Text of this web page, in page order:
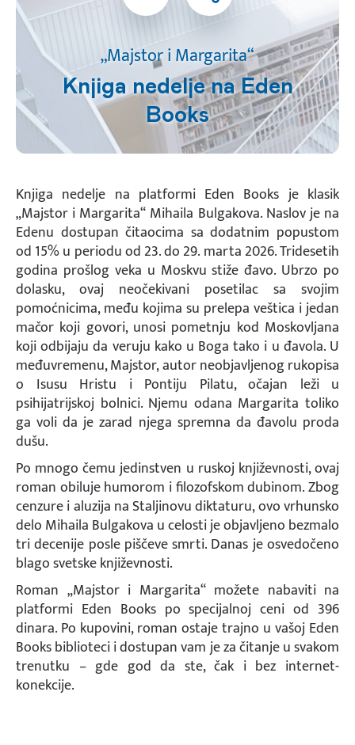
„Majstor i Margarita“
Knjiga nedelje na Eden
Books
Knjiga nedelje na platformi Eden Books je klasik
„Majstor i Margarita“ Mihaila Bulgakova. Naslov je na
Edenu dostupan čitaocima sa dodatnim popustom
od 15% u periodu od 23. do 29. marta 2026. Tridesetih
godina prošlog veka u Moskvu stiže đavo. Ubrzo po
dolasku, ovaj neočekivani posetilac sa svojim
pomoćnicima, među kojima su prelepa veštica i jedan
mačor koji govori, unosi pometnju kod Moskovljana
koji odbijaju da veruju kako u Boga tako i u đavola. U
međuvremenu, Majstor, autor neobjavljenog rukopisa
o Isusu Hristu i Pontiju Pilatu, očajan leži u
psihijatrijskoj bolnici. Njemu odana Margarita toliko
ga voli da je zarad njega spremna da đavolu proda
dušu.
Po mnogo čemu jedinstven u ruskoj književnosti, ovaj
roman obiluje humorom i filozofskom dubinom. Zbog
cenzure i aluzija na Staljinovu diktaturu, ovo vrhunsko
delo Mihaila Bulgakova u celosti je objavljeno bezmalo
tri decenije posle piščeve smrti. Danas je osvedočeno
blago svetske književnosti.
Roman „Majstor i Margarita“ možete nabaviti na
platformi Eden Books po specijalnoj ceni od 396
dinara. Po kupovini, roman ostaje trajno u vašoj Eden
Books biblioteci i dostupan vam je za čitanje u svakom
trenutku – gde god da ste, čak i bez internet-
konekcije.